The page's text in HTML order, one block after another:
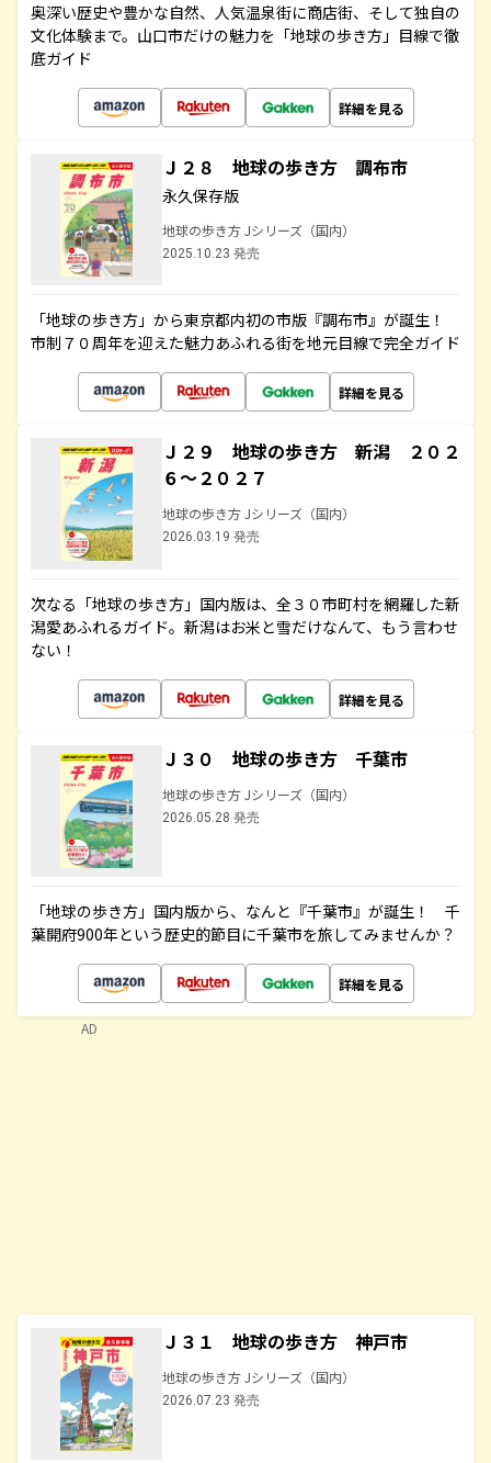
奥深い歴史や豊かな自然、人気温泉街に商店街、そして独自の
文化体験まで。山口市だけの魅力を「地球の歩き方」目線で徹
底ガイド
詳細を見る
Ｊ２８ 地球の歩き方 調布市
永久保存版
地球の歩き方 Jシリーズ（国内）
2025.10.23 発売
「地球の歩き方」から東京都内初の市版『調布市』が誕生！
市制７０周年を迎えた魅力あふれる街を地元目線で完全ガイド
詳細を見る
Ｊ２９ 地球の歩き方 新潟 ２０２
６～２０２７
地球の歩き方 Jシリーズ（国内）
2026.03.19 発売
次なる「地球の歩き方」国内版は、全３０市町村を網羅した新
潟愛あふれるガイド。新潟はお米と雪だけなんて、もう言わせ
ない！
詳細を見る
Ｊ３０ 地球の歩き方 千葉市
地球の歩き方 Jシリーズ（国内）
2026.05.28 発売
「地球の歩き方」国内版から、なんと『千葉市』が誕生！ 千
葉開府900年という歴史的節目に千葉市を旅してみませんか？
詳細を見る
Ｊ３１ 地球の歩き方 神戸市
地球の歩き方 Jシリーズ（国内）
2026.07.23 発売
AD